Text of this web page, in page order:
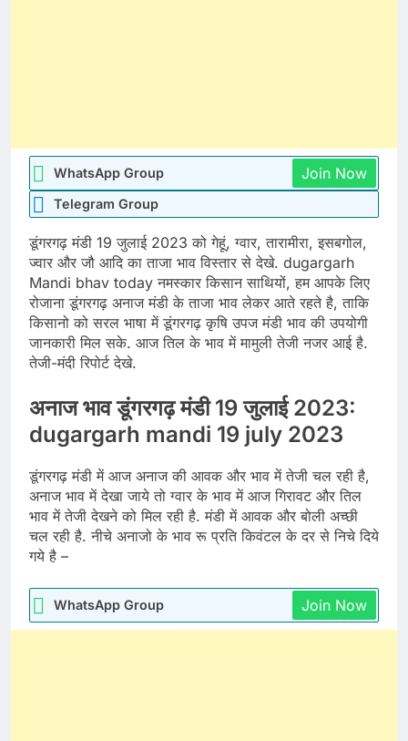
WhatsApp Group Join Now
Telegram Group
डूंगरगढ़ मंडी 19 जुलाई 2023 को गेहूं, ग्वार, तारामीरा, इसबगोल,
ज्वार और जौ आदि का ताजा भाव विस्तार से देखे. dugargarh
Mandi bhav today नमस्कार किसान साथियों, हम आपके लिए
रोजाना डूंगरगढ़ अनाज मंडी के ताजा भाव लेकर आते रहते है, ताकि
किसानो को सरल भाषा में डूंगरगढ़ कृषि उपज मंडी भाव की उपयोगी
जानकारी मिल सके. आज तिल के भाव में मामुली तेजी नजर आई है.
तेजी-मंदी रिपोर्ट देखे.
अनाज भाव डूंगरगढ़ मंडी 19 जुलाई 2023:
dugargarh mandi 19 july 2023
डूंगरगढ़ मंडी में आज अनाज की आवक और भाव में तेजी चल रही है,
अनाज भाव में देखा जाये तो ग्वार के भाव में आज गिरावट और तिल
भाव में तेजी देखने को मिल रही है. मंडी में आवक और बोली अच्छी
चल रही है. नीचे अनाजो के भाव रू प्रति किवंटल के दर से निचे दिये
गये है –
WhatsApp Group Join Now